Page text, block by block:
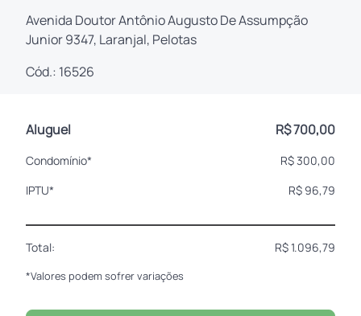
Avenida Doutor Antônio Augusto De Assumpção
Junior 9347, Laranjal, Pelotas
Cód.: 16526
Aluguel R$ 700,00
Condomínio*
R$ 300,00
IPTU*
R$ 96,79
Total: R$ 1.096,79
*Valores podem sofrer variações